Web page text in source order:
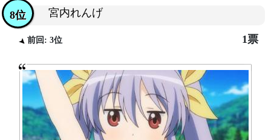
宮内れんげ
8位
前回: 3位 1票